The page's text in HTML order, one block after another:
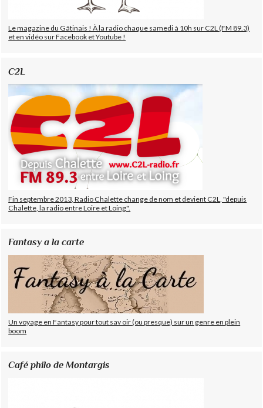
Le magazine du Gâtinais ! À la radio chaque samedi à 10h sur C2L (FM 89.3)
et en vidéo sur Facebook et Youtube !
C2L
Fin septembre 2013, Radio Chalette change de nom et devient C2L, "depuis
Chalette, la radio entre Loire et Loing".
Fantasy a la carte
Un voyage en Fantasy pour tout sav oir (ou presque) sur un genre en plein
boom
Café philo de Montargis